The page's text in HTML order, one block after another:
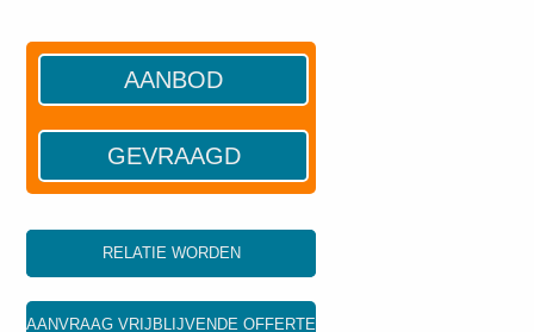
AANBOD
GEVRAAGD
RELATIE WORDEN
AANVRAAG VRIJBLIJVENDE OFFERTE